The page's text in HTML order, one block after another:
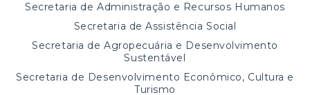
Secretaria de Administração e Recursos Humanos
Secretaria de Assistência Social
Secretaria de Agropecuária e Desenvolvimento
Sustentável
Secretaria de Desenvolvimento Econômico, Cultura e
Turismo